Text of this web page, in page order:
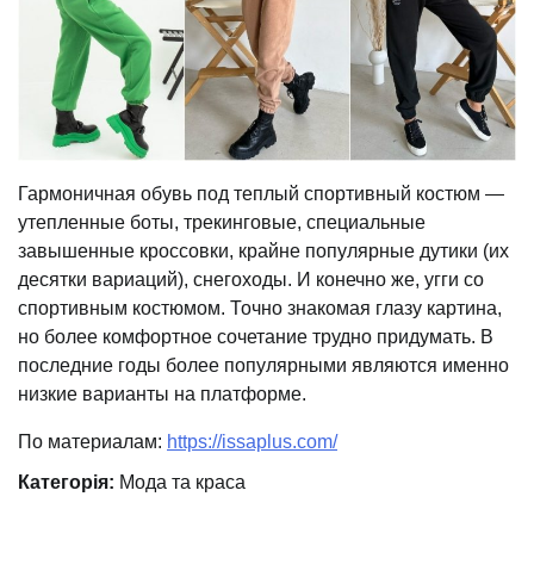
Гармоничная обувь под теплый спортивный костюм —
утепленные боты, трекинговые, специальные
завышенные кроссовки, крайне популярные дутики (их
десятки вариаций), снегоходы. И конечно же, угги со
спортивным костюмом. Точно знакомая глазу картина,
но более комфортное сочетание трудно придумать. В
последние годы более популярными являются именно
низкие варианты на платформе.
По материалам: https://issaplus.com/
Категорія: Мода та краса